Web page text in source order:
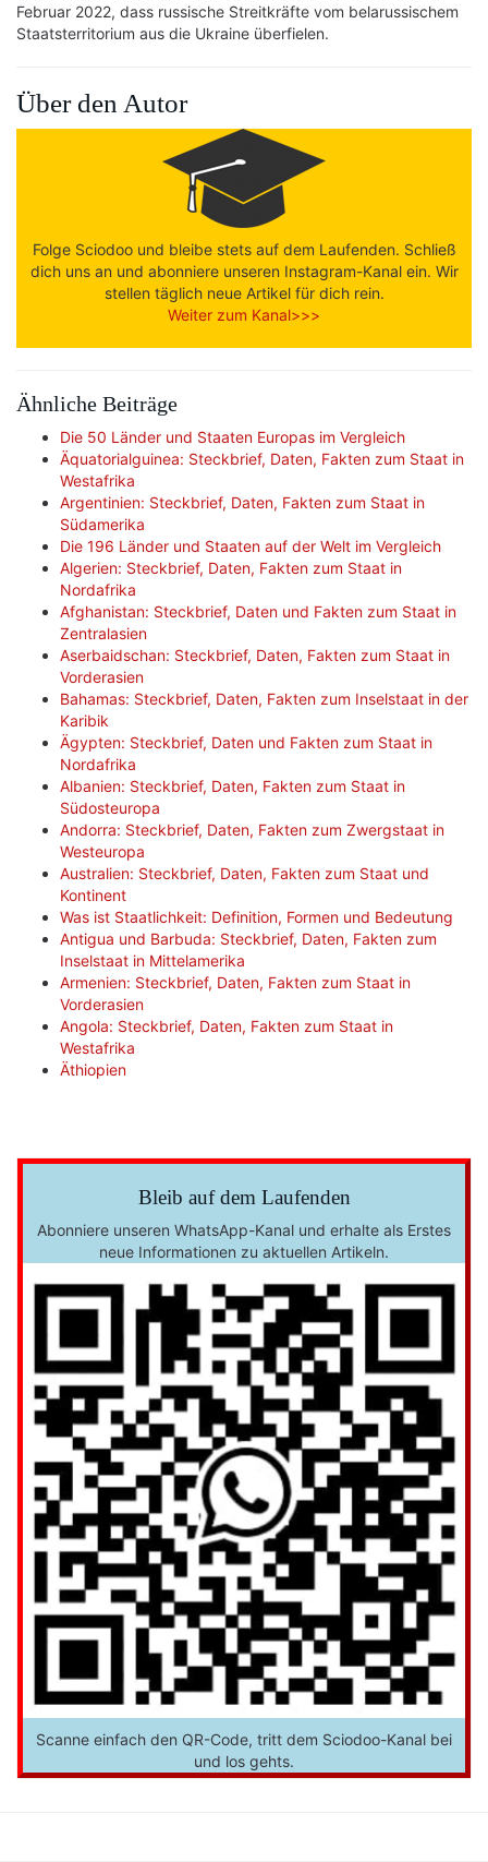
Februar 2022, dass russische Streitkräfte vom belarussischem
Staatsterritorium aus die Ukraine überfielen.
Über den Autor
Folge Sciodoo und bleibe stets auf dem Laufenden. Schließ
dich uns an und abonniere unseren Instagram-Kanal ein. Wir
stellen täglich neue Artikel für dich rein.
Weiter zum Kanal>>>
Ähnliche Beiträge
Die 50 Länder und Staaten Europas im Vergleich
Äquatorialguinea: Steckbrief, Daten, Fakten zum Staat in
Westafrika
Argentinien: Steckbrief, Daten, Fakten zum Staat in
Südamerika
Die 196 Länder und Staaten auf der Welt im Vergleich
Algerien: Steckbrief, Daten, Fakten zum Staat in
Nordafrika
Afghanistan: Steckbrief, Daten und Fakten zum Staat in
Zentralasien
Aserbaidschan: Steckbrief, Daten, Fakten zum Staat in
Vorderasien
Bahamas: Steckbrief, Daten, Fakten zum Inselstaat in der
Karibik
Ägypten: Steckbrief, Daten und Fakten zum Staat in
Nordafrika
Albanien: Steckbrief, Daten, Fakten zum Staat in
Südosteuropa
Andorra: Steckbrief, Daten, Fakten zum Zwergstaat in
Westeuropa
Australien: Steckbrief, Daten, Fakten zum Staat und
Kontinent
Was ist Staatlichkeit: Definition, Formen und Bedeutung
Antigua und Barbuda: Steckbrief, Daten, Fakten zum
Inselstaat in Mittelamerika
Armenien: Steckbrief, Daten, Fakten zum Staat in
Vorderasien
Angola: Steckbrief, Daten, Fakten zum Staat in
Westafrika
Äthiopien
Bleib auf dem Laufenden
Abonniere unseren WhatsApp-Kanal und erhalte als Erstes
neue Informationen zu aktuellen Artikeln.
Scanne einfach den QR-Code, tritt dem Sciodoo-Kanal bei
und los gehts.